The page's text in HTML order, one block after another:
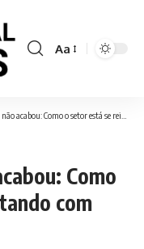
Font
Aa
Como o setor está se reinventando com tecnologia?
Como
com